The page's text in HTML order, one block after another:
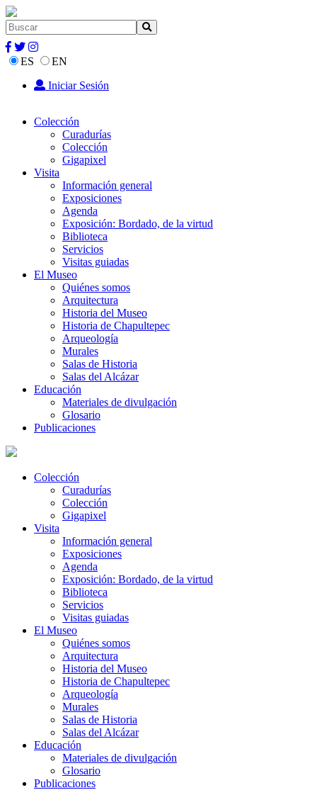
ES
EN
Iniciar Sesión
Colección
Curadurías
Colección
Gigapixel
Visita
Información general
Exposiciones
Agenda
Exposición: Bordado, de la virtud
Biblioteca
Servicios
Visitas guiadas
El Museo
Quiénes somos
Arquitectura
Historia del Museo
Historia de Chapultepec
Arqueología
Murales
Salas de Historia
Salas del Alcázar
Educación
Materiales de divulgación
Glosario
Publicaciones
Colección
Curadurías
Colección
Gigapixel
Visita
Información general
Exposiciones
Agenda
Exposición: Bordado, de la virtud
Biblioteca
Servicios
Visitas guiadas
El Museo
Quiénes somos
Arquitectura
Historia del Museo
Historia de Chapultepec
Arqueología
Murales
Salas de Historia
Salas del Alcázar
Educación
Materiales de divulgación
Glosario
Publicaciones